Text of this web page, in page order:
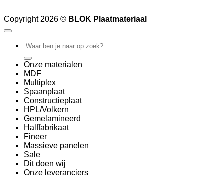
Copyright 2026 © BLOK Plaatmateriaal
Zoeken
naar:
Onze materialen
MDF
Multiplex
Spaanplaat
Constructieplaat
HPL/Volkern
Gemelamineerd
Halffabrikaat
Fineer
Massieve panelen
Sale
Dit doen wij
Onze leveranciers